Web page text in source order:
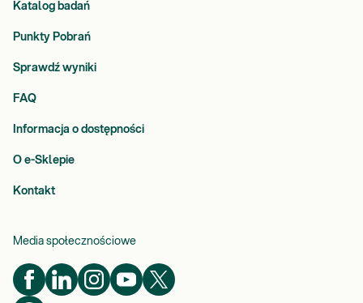
Katalog badań
Punkty Pobrań
Sprawdź wyniki
FAQ
Informacja o dostępności
O e-Sklepie
Kontakt
Media społecznościowe